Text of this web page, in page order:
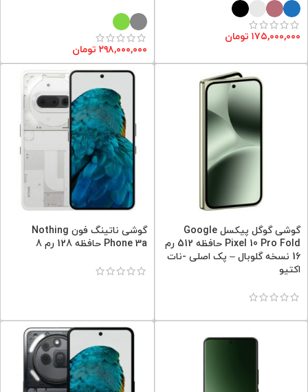
۱۷۵,۰۰۰,۰۰۰ تومان
۲۹۸,۰۰۰,۰۰۰ تومان
گوشی گوگل پیکسل Google
Pixel 10 Pro Fold حافظه 512 رم
16 نسخه گلوبال – پک اصلی -نات
اکتیو
گوشی ناتینگ فون Nothing
Phone 3a حافظه 128 رم 8